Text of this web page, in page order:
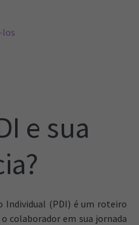
los
e sua
Individual (PDI) é um roteiro
colaborador em sua jornada